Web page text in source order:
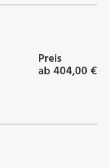
Preis
ab 404,00 €